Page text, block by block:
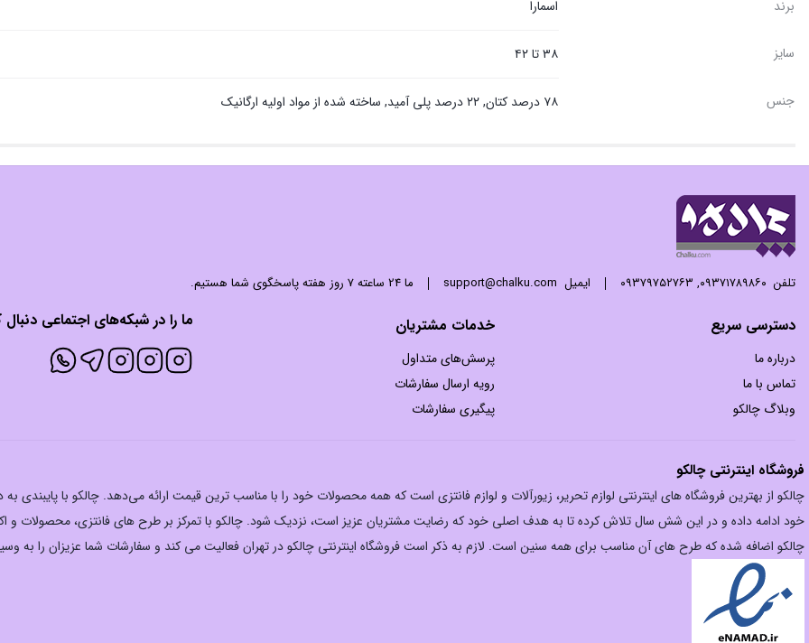
برند اسمارا
سایز ۳۸ تا ۴۲
جنس ۷۸ درصد کتان, ۲۲ درصد پلی آمید, ساخته شده از مواد اولیه ارگانیک
تلفن ۰۹۳۷۱۷۸۹۸۶۰, ۰۹۳۷۹۷۵۲۷۶۳ ایمیل support@chalku.com ما 24 ساعته 7 روز هفته پاسخگوی شما هستیم.
دسترسی سریع
درباره ما
تماس با ما
وبلاگ چالکو
خدمات مشتریان
پرسش‌های متداول
رویه ارسال سفارشات
پیگیری سفارشات
ما را در شبکه‌های اجتماعی دنبال
فروشگاه اینترنتی چالکو
چالکو از بهترین فروشگاه های اینترنتی لوازم تحریر، زیورآلات و لوازم فانتزی است که همه محصولات خود را با مناسب ترین قیمت ارائه می‌دهد. چالکو با
خود ادامه داده و در این شش سال تلاش کرده تا به هدف اصلی خود که رضایت مشتریان عزیز است، نزدیک شود. چالکو با تمرکز بر طرح های فانتزی،
چالکو اضافه شده که طرح های آن مناسب برای همه سنین است. لازم به ذکر است فروشگاه اینترنتی چالکو در تهران فعالیت می کند و سفارشات شما عزیزان را به